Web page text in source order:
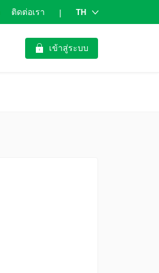
ติดต่อเรา | TH
เข้าสู่ระบบ